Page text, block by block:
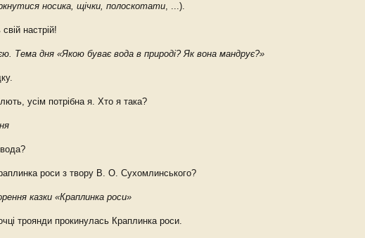
носика, щічки, полоскотати, ...).
настрій!
Тема дня «Якою буває вода в природі? Як вона мандрує?»
усім потрібна я. Хто я така?
роси з твору В. О. Сухомлинського?
казки «Краплинка роси»
троянди прокинулась Краплинка роси.